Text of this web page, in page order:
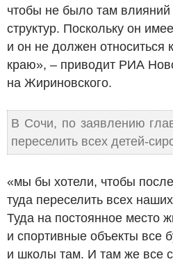
чтобы не было там влияний
структур. Поскольку он
и он не должен относиться
краю», – приводит РИА
на Жириновского.
В Сочи, по заявлению
переселить всех детей-
«мы бы хотели, чтобы
туда переселить всех
Туда на постоянное место
и спортивные объекты все
и школы там. И там же все